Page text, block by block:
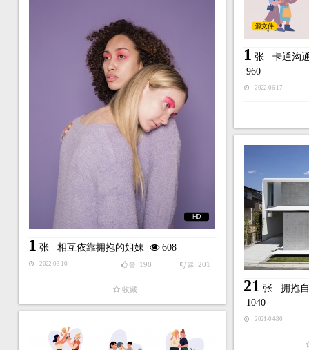
源文件
1 张 卡通沟
960
2022-06-17
HD
1 张 相互依靠拥抱的姐妹 608
2022-03-10 踩 201
赞 198
收藏 21 张 拥抱
1040
2021-04-30